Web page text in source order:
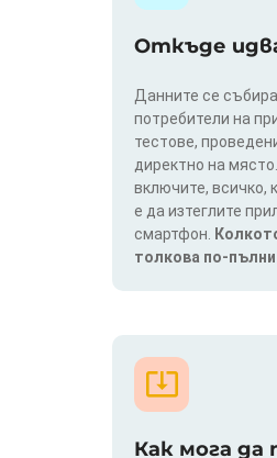
Откъде
Данните се
потребители на
тестове,
директно на
включите, всичко,
е да изтеглите
смартфон.
толкова по-
Как мога да